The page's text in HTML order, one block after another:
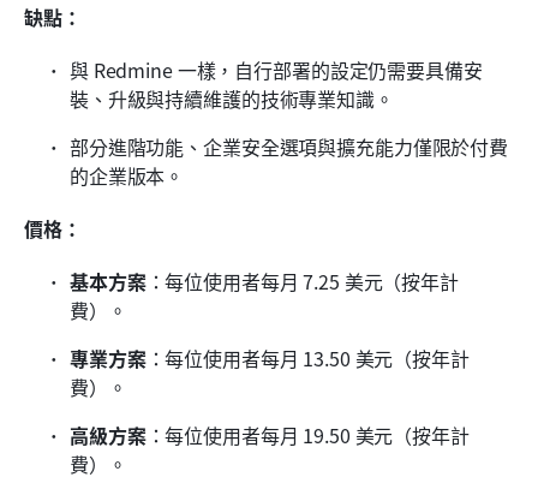
缺點：
與 Redmine 一樣，自行部署的設定仍需要具備安
裝、升級與持續維護的技術專業知識。
部分進階功能、企業安全選項與擴充能力僅限於付費
的企業版本。
價格：
基本方案：每位使用者每月 7.25 美元（按年計
費）。
專業方案：每位使用者每月 13.50 美元（按年計
費）。
高級方案：每位使用者每月 19.50 美元（按年計
費）。